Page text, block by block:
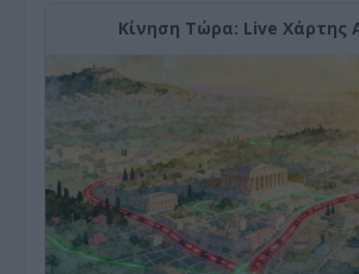
Κίνηση Τώρα: Live Χάρτης